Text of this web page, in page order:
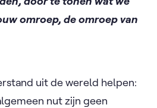
omroep, de omroep van
uit de wereld helpen:
nut zijn geen